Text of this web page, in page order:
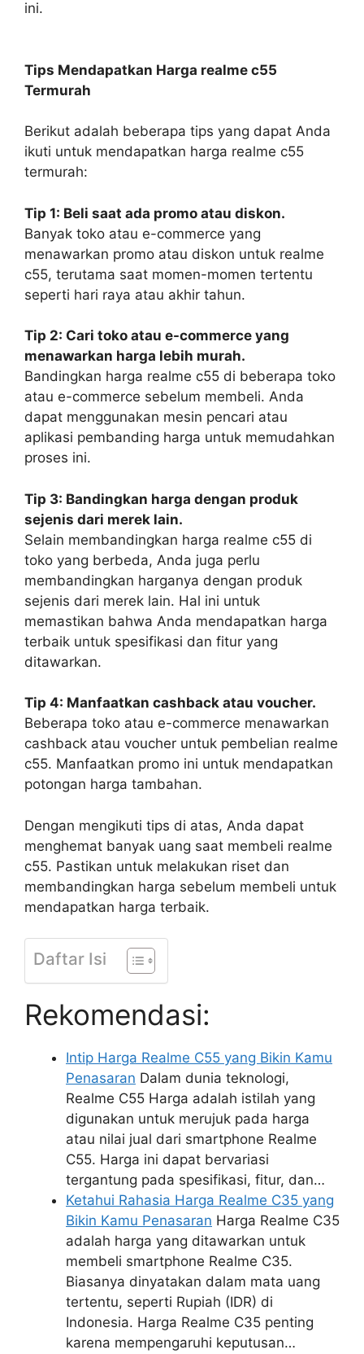
ini.
Tips Mendapatkan Harga realme c55
Termurah
Berikut adalah beberapa tips yang dapat Anda
ikuti untuk mendapatkan harga realme c55
termurah:
Tip 1: Beli saat ada promo atau diskon.
Banyak toko atau e-commerce yang
menawarkan promo atau diskon untuk realme
c55, terutama saat momen-momen tertentu
seperti hari raya atau akhir tahun.
Tip 2: Cari toko atau e-commerce yang
menawarkan harga lebih murah.
Bandingkan harga realme c55 di beberapa toko
atau e-commerce sebelum membeli. Anda
dapat menggunakan mesin pencari atau
aplikasi pembanding harga untuk memudahkan
proses ini.
Tip 3: Bandingkan harga dengan produk
sejenis dari merek lain.
Selain membandingkan harga realme c55 di
toko yang berbeda, Anda juga perlu
membandingkan harganya dengan produk
sejenis dari merek lain. Hal ini untuk
memastikan bahwa Anda mendapatkan harga
terbaik untuk spesifikasi dan fitur yang
ditawarkan.
Tip 4: Manfaatkan cashback atau voucher.
Beberapa toko atau e-commerce menawarkan
cashback atau voucher untuk pembelian realme
c55. Manfaatkan promo ini untuk mendapatkan
potongan harga tambahan.
Dengan mengikuti tips di atas, Anda dapat
menghemat banyak uang saat membeli realme
c55. Pastikan untuk melakukan riset dan
membandingkan harga sebelum membeli untuk
mendapatkan harga terbaik.
Daftar Isi
Rekomendasi:
Intip Harga Realme C55 yang Bikin Kamu
Penasaran Dalam dunia teknologi,
Realme C55 Harga adalah istilah yang
digunakan untuk merujuk pada harga
atau nilai jual dari smartphone Realme
C55. Harga ini dapat bervariasi
tergantung pada spesifikasi, fitur, dan…
Ketahui Rahasia Harga Realme C35 yang
Bikin Kamu Penasaran Harga Realme C35
adalah harga yang ditawarkan untuk
membeli smartphone Realme C35.
Biasanya dinyatakan dalam mata uang
tertentu, seperti Rupiah (IDR) di
Indonesia. Harga Realme C35 penting
karena mempengaruhi keputusan…